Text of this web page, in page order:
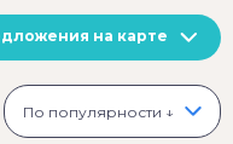
на карте
По популярности ↓